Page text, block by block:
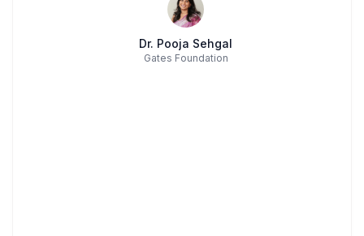
Dr. Pooja Sehgal
Gates Foundation